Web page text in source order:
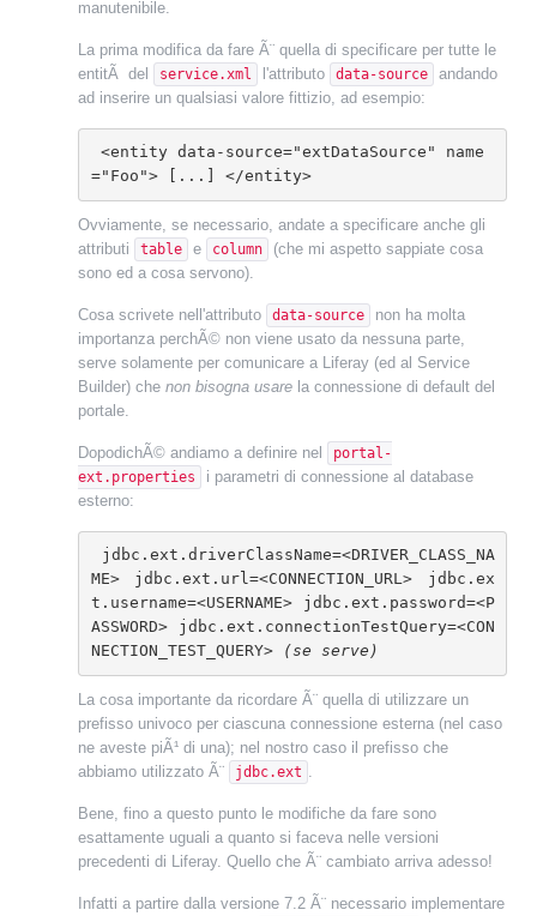
manutenibile.
La prima modifica da fare Ã¨ quella di specificare per tutte le
entitÃ del
service.xml l'attributo data-source
andando
ad inserire un qualsiasi valore fittizio, ad esempio:
="Foo"> [...] </entity>
Ovviamente, se necessario, andate a specificare anche gli
attributi
table e column
(che mi aspetto sappiate cosa
sono ed a cosa servono).
Cosa scrivete nell'attributo data-source
non ha molta
importanza perchÃ© non viene usato da nessuna parte,
serve solamente per comunicare a Liferay (ed al Service
Builder) che non bisogna usare la connessione di default del
portale.
DopodichÃ© andiamo a definire nel
portal-
ext.properties
i parametri di connessione al database
esterno:
ME> jdbc.ext.url=<CONNECTION_URL> jdbc.ex
t.username=<USERNAME> jdbc.ext.password=<P
ASSWORD> jdbc.ext.connectionTestQuery=<CON
NECTION_TEST_QUERY>
(se serve)
La cosa importante da ricordare Ã¨ quella di utilizzare un
prefisso univoco per ciascuna connessione esterna (nel caso
ne aveste piÃ¹ di una); nel nostro caso il prefisso che
abbiamo utilizzato Ã¨
jdbc.ext
Bene, fino a questo punto le modifiche da fare sono
esattamente uguali a quanto si faceva nelle versioni
precedenti di Liferay. Quello che Ã¨ cambiato arriva adesso!
Infatti a partire dalla versione 7.2 Ã¨ necessario implementare